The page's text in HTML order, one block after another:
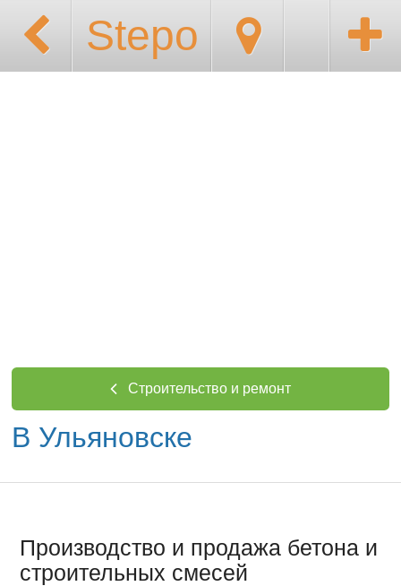
Stepo
Строительство и ремонт
В Ульяновске
Производство и продажа бетона и
строительных смесей